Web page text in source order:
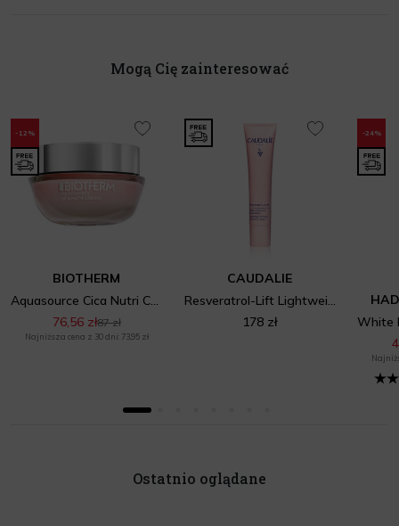
Mogą Cię zainteresować
-12%
BIOTHERM
Aquasource Cica Nutri Cream
76,56 zł87 zł
Najniższa cena z 30 dni: 73,95 zł
CAUDALIE
Resveratrol-Lift Lightweight Firming Cashmere Cream
178 zł
-24%
Ostatnio oglądane